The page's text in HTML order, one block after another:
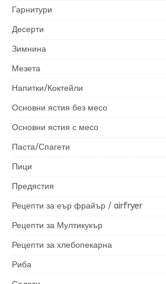
Гарнитури
Десерти
Зимнина
Мезета
Напитки/Коктейли
Основни ястия без месо
Основни ястия с месо
Паста/Спагети
Пици
Предястия
Рецепти за еър фрайър / airfryer
Рецепти за Мултикукър
Рецепти за хлебопекарна
Риба